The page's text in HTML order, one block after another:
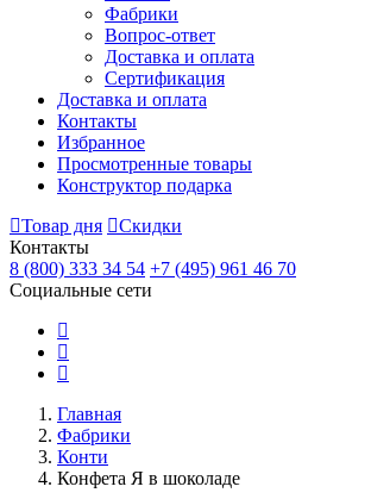
Фабрики
Вопрос-ответ
Доставка и оплата
Сертификация
Доставка и оплата
Контакты
Избранное
Просмотренные товары
Конструктор подарка
Товар дня
Скидки
Контакты
8 (800) 333 34 54 +7 (495) 961 46 70
Социальные сети
Главная
Фабрики
Конти
Конфета Я в шоколаде